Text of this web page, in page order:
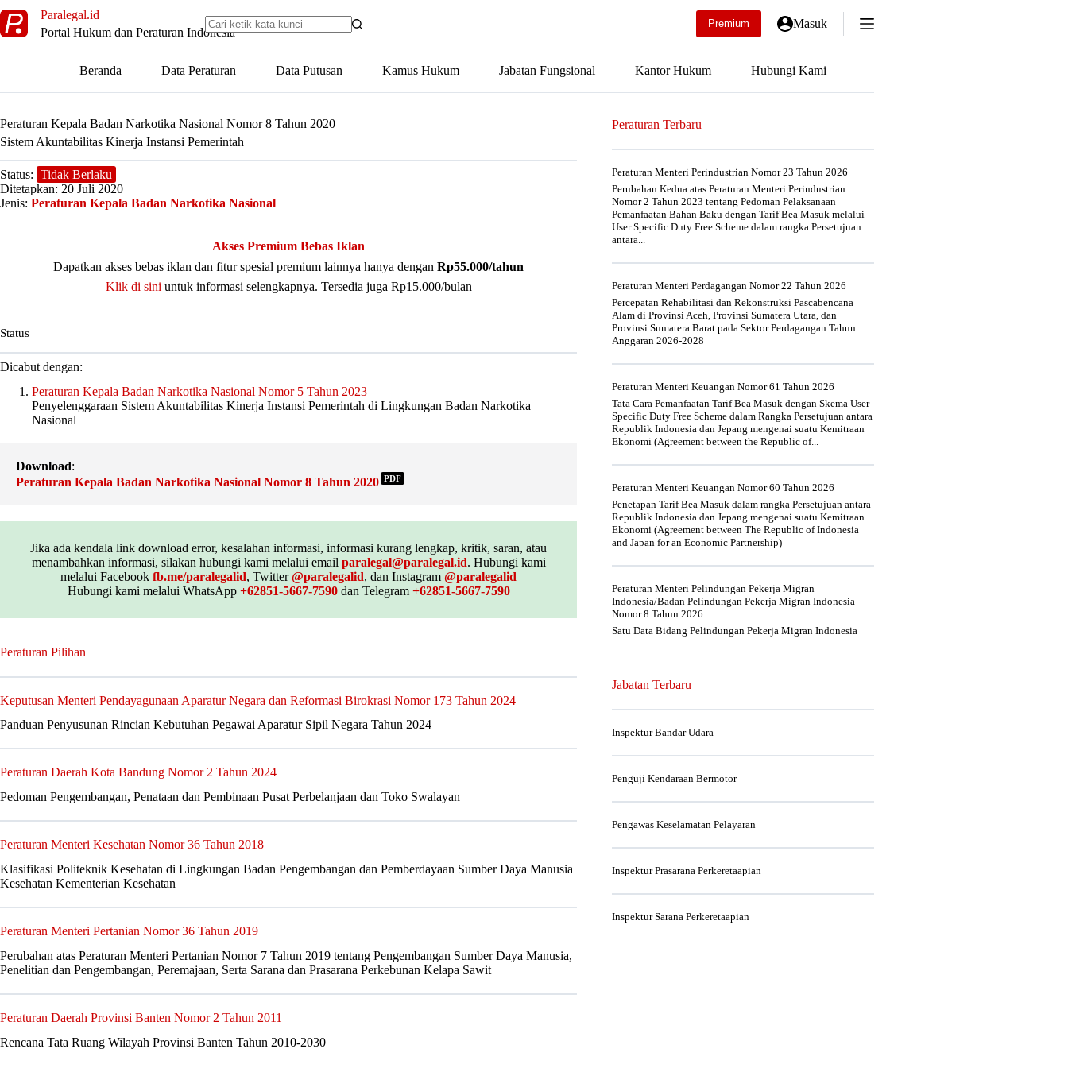
to
content
Paralegal.id
Portal Hukum dan Peraturan Indonesia
Premium Masuk
Beranda Data Peraturan Data Putusan Kamus Hukum Jabatan Fungsional Kantor Hukum Hubungi Kami
Peraturan Kepala Badan Narkotika Nasional Nomor 8 Tahun 2020
Sistem Akuntabilitas Kinerja Instansi Pemerintah
Status: Tidak Berlaku
Ditetapkan: 20 Juli 2020
Jenis: Peraturan Kepala Badan Narkotika Nasional
Akses Premium Bebas Iklan
Dapatkan akses bebas iklan dan fitur spesial premium lainnya hanya dengan Rp55.000/tahun
Klik di sini untuk informasi selengkapnya. Tersedia juga Rp15.000/bulan
Status
Dicabut dengan:
Peraturan Kepala Badan Narkotika Nasional Nomor 5 Tahun 2023
Penyelenggaraan Sistem Akuntabilitas Kinerja Instansi Pemerintah di Lingkungan Badan Narkotika
Nasional
Download:
Peraturan Kepala Badan Narkotika Nasional Nomor 8 Tahun 2020 PDF
Jika ada kendala link download error, kesalahan informasi, informasi kurang lengkap, kritik, saran, atau
menambahkan informasi, silakan hubungi kami melalui email paralegal@paralegal.id. Hubungi kami
melalui Facebook fb.me/paralegalid, Twitter@paralegalid, dan Instagram @paralegalid
Hubungi kami melalui WhatsApp +62851-5667-7590dan Telegram +62851-5667-7590
Peraturan Pilihan
Keputusan Menteri Pendayagunaan Aparatur Negara dan Reformasi Birokrasi Nomor 173 Tahun 2024
Panduan Penyusunan Rincian Kebutuhan Pegawai Aparatur Sipil Negara Tahun 2024
Peraturan Daerah Kota Bandung Nomor 2 Tahun 2024
Pedoman Pengembangan, Penataan dan Pembinaan Pusat Perbelanjaan dan Toko Swalayan
Peraturan Menteri Kesehatan Nomor 36 Tahun 2018
Klasifikasi Politeknik Kesehatan di Lingkungan Badan Pengembangan dan Pemberdayaan Sumber Daya Manusia
Kesehatan Kementerian Kesehatan
Peraturan Menteri Pertanian Nomor 36 Tahun 2019
Perubahan atas Peraturan Menteri Pertanian Nomor 7 Tahun 2019 tentang Pengembangan Sumber Daya Manusia,
Penelitian dan Pengembangan, Peremajaan, Serta Sarana dan Prasarana Perkebunan Kelapa Sawit
Peraturan Daerah Provinsi Banten Nomor 2 Tahun 2011
Rencana Tata Ruang Wilayah Provinsi Banten Tahun 2010-2030
Peraturan Terbaru
Peraturan Menteri Perindustrian Nomor 23 Tahun 2026
Perubahan Kedua atas Peraturan Menteri Perindustrian
Nomor 2 Tahun 2023 tentang Pedoman Pelaksanaan
Pemanfaatan Bahan Baku dengan Tarif Bea Masuk melalui
User Specific Duty Free Scheme dalam rangka Persetujuan
antara...
Peraturan Menteri Perdagangan Nomor 22 Tahun 2026
Percepatan Rehabilitasi dan Rekonstruksi Pascabencana
Alam di Provinsi Aceh, Provinsi Sumatera Utara, dan
Provinsi Sumatera Barat pada Sektor Perdagangan Tahun
Anggaran 2026-2028
Peraturan Menteri Keuangan Nomor 61 Tahun 2026
Tata Cara Pemanfaatan Tarif Bea Masuk dengan Skema User
Specific Duty Free Scheme dalam Rangka Persetujuan antara
Republik Indonesia dan Jepang mengenai suatu Kemitraan
Ekonomi (Agreement between the Republic of...
Peraturan Menteri Keuangan Nomor 60 Tahun 2026
Penetapan Tarif Bea Masuk dalam rangka Persetujuan antara
Republik Indonesia dan Jepang mengenai suatu Kemitraan
Ekonomi (Agreement between The Republic of Indonesia
and Japan for an Economic Partnership)
Peraturan Menteri Pelindungan Pekerja Migran
Indonesia/Badan Pelindungan Pekerja Migran Indonesia
Nomor 8 Tahun 2026
Satu Data Bidang Pelindungan Pekerja Migran Indonesia
Jabatan Terbaru
Inspektur Bandar Udara
Penguji Kendaraan Bermotor
Pengawas Keselamatan Pelayaran
Inspektur Prasarana Perkeretaapian
Inspektur Sarana Perkeretaapian